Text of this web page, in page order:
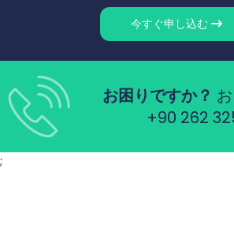
今すぐ申し込む
お困りですか？
+90 262
;